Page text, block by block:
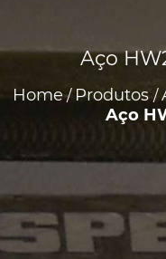
Home/ Produtos/
Aço
Aço